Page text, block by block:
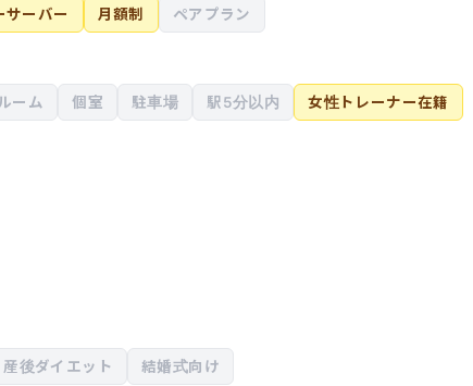
サーバー 月額制 ペアプラン
ーム 個室 駐車場 駅5分以内 女性トレーナー在籍
産後ダイエット 結婚式向け